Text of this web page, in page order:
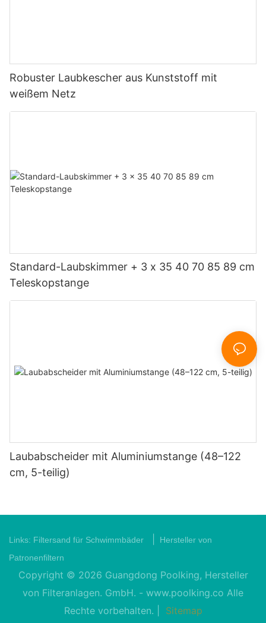
Robuster Laubkescher aus Kunststoff mit
weißem Netz
Standard-Laubskimmer + 3 x 35 40 70 85 89 cm
Teleskopstange
Laubabscheider mit Aluminiumstange (48–122
cm, 5-teilig)
Links: Filtersand für Schwimmbäder
Hersteller von
Patronenfiltern
Copyright © 2026 Guangdong Poolking, Hersteller
von Filteranlagen. GmbH. - www.poolking.co Alle
Rechte vorbehalten. |
Sitemap